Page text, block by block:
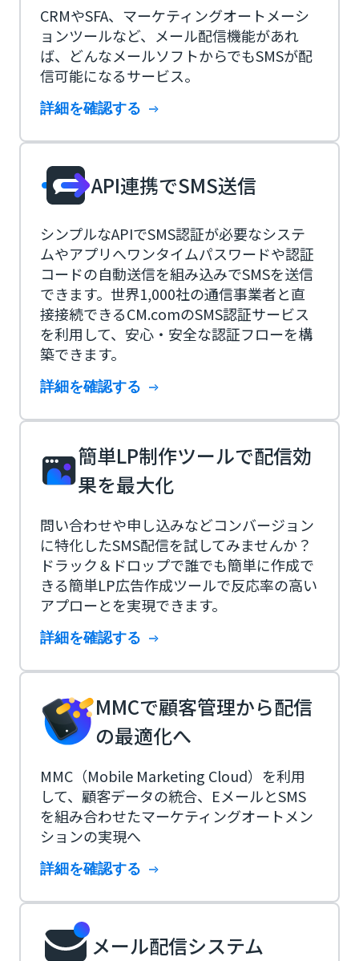
CRMやSFA、マーケティングオートメーシ
ョンツールなど、メール配信機能があれ
ば、どんなメールソフトからでもSMSが配
信可能になるサービス。
詳細を確認する
API連携でSMS送信
シンプルなAPIでSMS認証が必要なシステ
ムやアプリへワンタイムパスワードや認証
コードの自動送信を組み込みでSMSを送信
できます。世界1,000社の通信事業者と直
接接続できるCM.comのSMS認証サービス
を利用して、安心・安全な認証フローを構
築できます。
詳細を確認する
簡単LP制作ツールで配信効
果を最大化
問い合わせや申し込みなどコンバージョン
に特化したSMS配信を試してみませんか？
ドラック＆ドロップで誰でも簡単に作成で
きる簡単LP広告作成ツールで反応率の高い
アプローとを実現できます。
詳細を確認する
MMCで顧客管理から配信
の最適化へ
MMC（Mobile Marketing Cloud）を利用
して、顧客データの統合、EメールとSMS
を組み合わせたマーケティングオートメン
ションの実現へ
詳細を確認する
メール配信システム